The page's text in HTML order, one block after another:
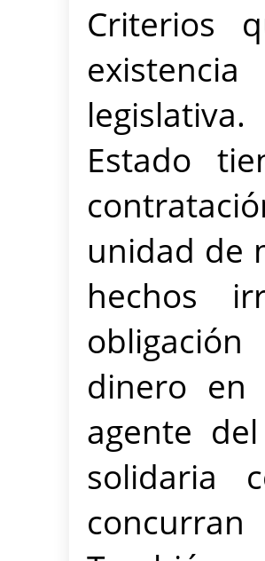
Criterios
Estado
unidad de
hechos
dinero
agente
solidaria